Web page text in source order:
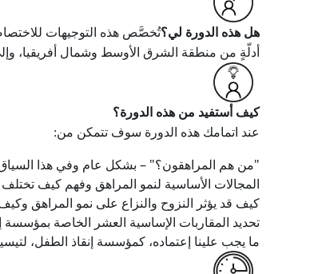
هل هذه الدورة لي؟تُخصَّص هذه التوجيهات
أدلّةٍ من منطقة الشرق الأوسط وشمال أفريقيا، وإلى أدلّةٍ عالمية أيضًا. وتشكّل
كيف أستفيد من هذه الدورة؟
عند اتمامك هذه الدورة سوف تتمكن من:
"من هم المراهقون؟" – بشكل عام وفي هذا
المجالات الأساسية لنمو المراهق وفهم كيف تختلف
كيف قد يؤثر النزوح والنزاع على نمو المراهق
تحديد المقاربات الإساسية العشر الخاصة
ما يجب علينا إعتماده، كمؤسسة إنقاذ الطفل،